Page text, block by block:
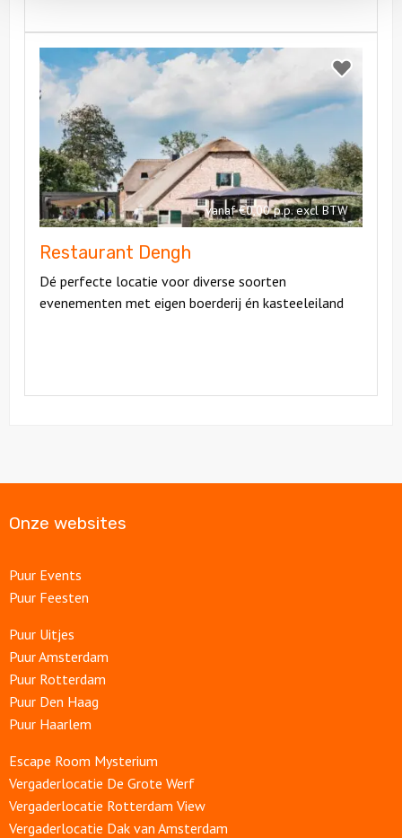
Bekijk
Restaurant
Dengh
vanaf €0,00 p.p. excl BTW
Restaurant Dengh
Dé perfecte locatie voor diverse soorten
evenementen met eigen boerderij én kasteeleiland
Restaurant
Dengh
Onze websites
Puur Events
Puur Feesten
Puur Uitjes
Puur Amsterdam
Puur Rotterdam
Puur Den Haag
Puur Haarlem
Escape Room Mysterium
Vergaderlocatie De Grote Werf
Vergaderlocatie Rotterdam View
Vergaderlocatie Dak van Amsterdam